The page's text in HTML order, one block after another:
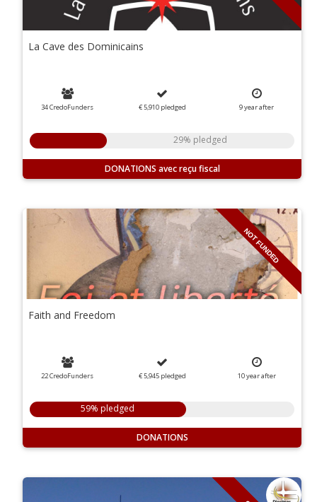
La Cave des Dominicains
34 CredoFunders € 5,910 pledged 9yearafter
29% pledged
DONATIONS
NOT FUNDED
Faith and Freedom
22 CredoFunders € 5,945 pledged 10yearafter
59% pledged
DONATIONS